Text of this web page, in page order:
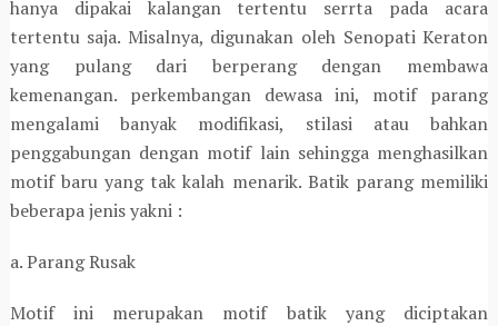
hanya dipakai kalangan tertentu serrta pada acara
tertentu saja. Misalnya, digunakan oleh Senopati Keraton
yang pulang dari berperang dengan membawa
kemenangan. perkembangan dewasa ini, motif parang
mengalami banyak modifikasi, stilasi atau bahkan
penggabungan dengan motif lain sehingga menghasilkan
motif baru yang tak kalah menarik. Batik parang memiliki
beberapa jenis yakni :
a. Parang Rusak
Motif ini merupakan motif batik yang diciptakan